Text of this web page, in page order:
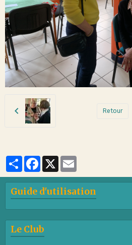
Retour
PartagerFacebook
Guide d'utilisation
Le Club